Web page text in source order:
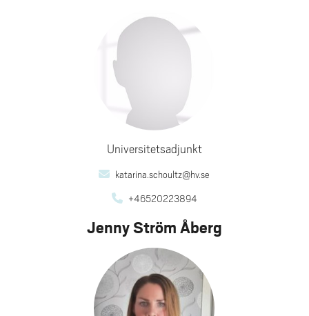
Universitetsadjunkt
katarina.schoultz@hv.se
+46520223894
Jenny Ström Åberg